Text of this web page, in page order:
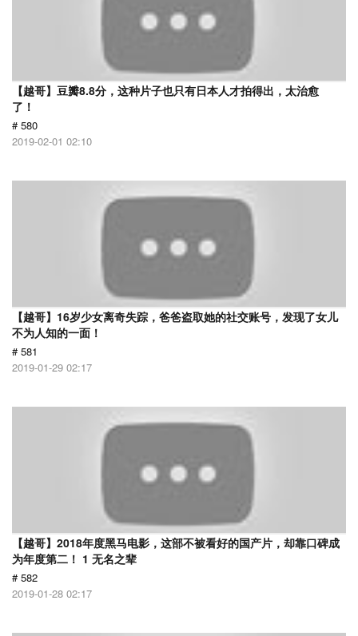
【越哥】豆瓣8.8分，这种片子也只有日本人才拍得出，太治愈
了！
# 580
2019-02-01 02:10
【越哥】16岁少女离奇失踪，爸爸盗取她的社交账号，发现了女儿
不为人知的一面！
# 581
2019-01-29 02:17
【越哥】2018年度黑马电影，这部不被看好的国产片，却靠口碑成
为年度第二！ 1 无名之辈
# 582
2019-01-28 02:17